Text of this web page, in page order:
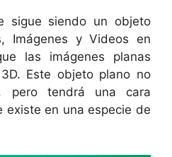
sigue siendo un objeto
Imágenes y Videos en
las imágenes planas
Este objeto plano no
pero tendrá una cara
existe en una especie de